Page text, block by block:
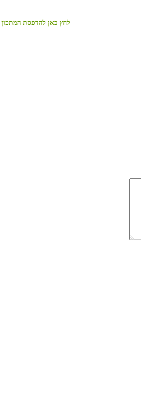
לחץ כאן להדפסת המתכון